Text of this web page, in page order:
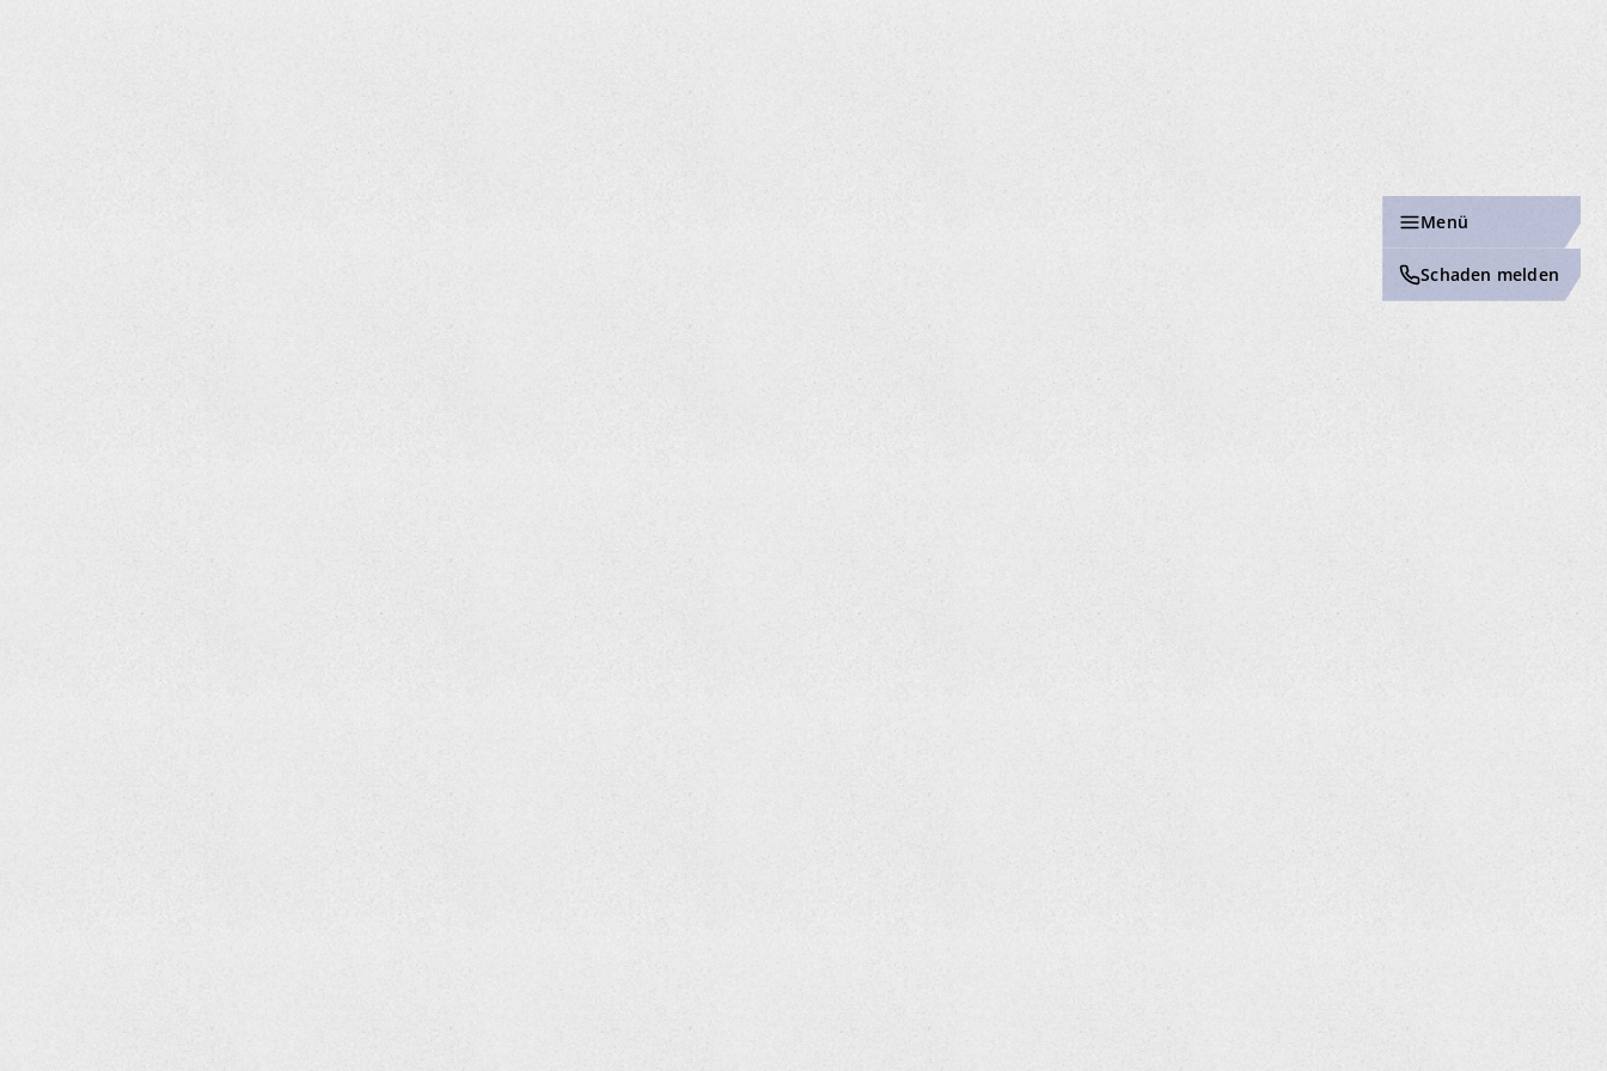
Menü
Schaden melden